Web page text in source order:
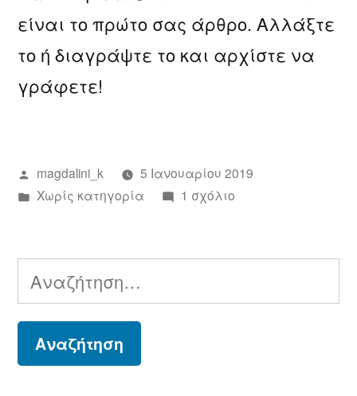
είναι το πρώτο σας άρθρο. Αλλάξτε
το ή διαγράψτε το και αρχίστε να
γράφετε!
Συντάχθηκε
από
magdalini_k
5 Ιανουαρίου 2019
Αναρτήθηκε
Χωρίς κατηγορία 1 σχόλιοστο
Αναζήτηση
για: